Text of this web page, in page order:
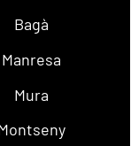
Bagà
Manresa
Mura